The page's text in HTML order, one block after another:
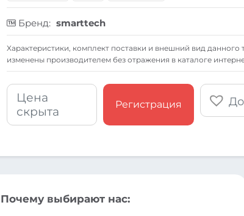
Бренд: smarttech
Xарактеристики, комплект поставки и внешний вид данного
изменены производителем без отражения в каталоге
Цена
скрыта
Регистрация
Почему выбирают нас: